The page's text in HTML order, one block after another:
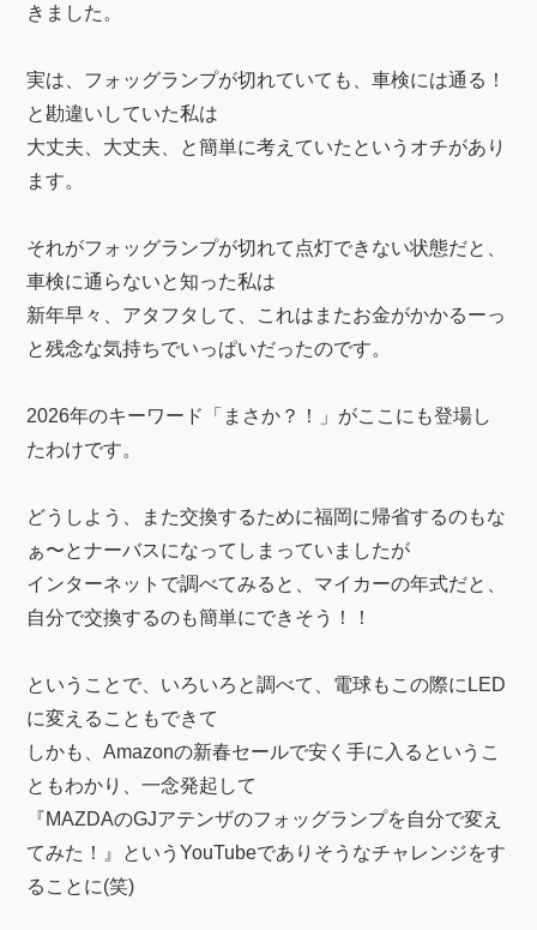
きました。
実は、フォッグランプが切れていても、車検には通る！
と勘違いしていた私は
大丈夫、大丈夫、と簡単に考えていたというオチがあり
ます。
それがフォッグランプが切れて点灯できない状態だと、
車検に通らないと知った私は
新年早々、アタフタして、これはまたお金がかかるーっ
と残念な気持ちでいっぱいだったのです。
2026年のキーワード「まさか？！」がここにも登場し
たわけです。
どうしよう、また交換するために福岡に帰省するのもな
ぁ〜とナーバスになってしまっていましたが
インターネットで調べてみると、マイカーの年式だと、
自分で交換するのも簡単にできそう！！
ということで、いろいろと調べて、電球もこの際にLED
に変えることもできて
しかも、Amazonの新春セールで安く手に入るというこ
ともわかり、一念発起して
『MAZDAのGJアテンザのフォッグランプを自分で変え
てみた！』というYouTubeでありそうなチャレンジをす
ることに(笑)